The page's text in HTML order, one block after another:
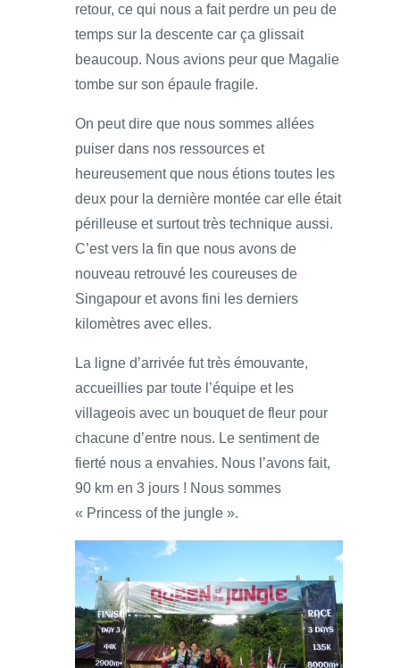
retour, ce qui nous a fait perdre un peu de
temps sur la descente car ça glissait
beaucoup. Nous avions peur que Magalie
tombe sur son épaule fragile.
On peut dire que nous sommes allées
puiser dans nos ressources et
heureusement que nous étions toutes les
deux pour la dernière montée car elle était
périlleuse et surtout très technique aussi.
C’est vers la fin que nous avons de
nouveau retrouvé les coureuses de
Singapour et avons fini les derniers
kilomètres avec elles.
La ligne d’arrivée fut très émouvante,
accueillies par toute l’équipe et les
villageois avec un bouquet de fleur pour
chacune d’entre nous. Le sentiment de
fierté nous a envahies. Nous l’avons fait,
90 km en 3 jours ! Nous sommes
« Princess of the jungle ».